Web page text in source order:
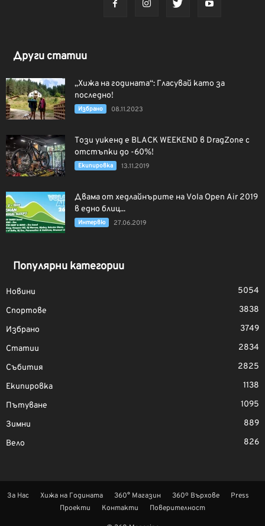
Други статии
„Хижа на годината“: Гласувай като за
последно!
Избрано 08.11.2023
Този уикенд е BLACK WEEKEND в DragZone с
отстъпки до -60%!
Екипировка 13.11.2019
Двама от хедлайнърите на Vola Open Air 2019
в едно блиц...
Интервю 27.06.2019
Популярни категории
Новини
5054
Спортове
3838
Избрано
3749
Статии
2834
Събития
2825
Екипировка
1138
Пътуване
1095
Зимни
889
Вело
826
За Нас Хижа на Годината 360° Магазин 360º Върхове
Press
Проекти
Контакти Поверителност